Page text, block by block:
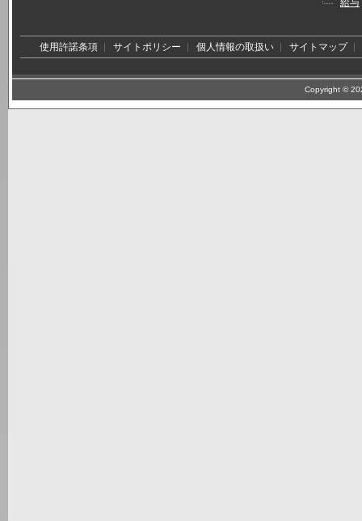
給与
使用許諾条項 サイトポリシー 個人情報の取扱い サイトマップ
Copyright ©